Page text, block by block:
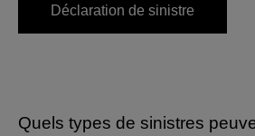
Déclaration de sinistre
Quels types de sinistres